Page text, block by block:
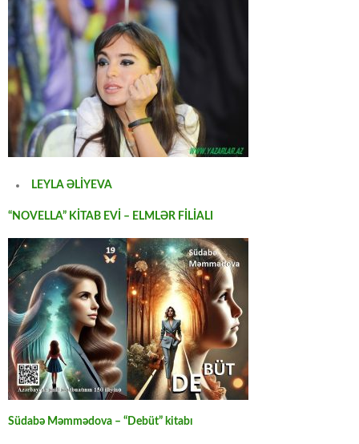
LEYLA ƏLİYEVA
“NOVELLA” KİTAB EVİ – ELMLƏR FİLİALI
Südabə Məmmədova – “Debüt” kitabı